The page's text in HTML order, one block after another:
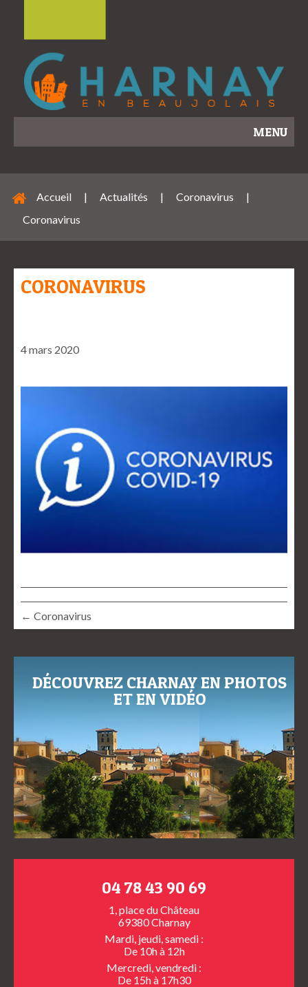
MENU
Accueil | Actualités | Coronavirus
|
Coronavirus
CORONAVIRUS
4 mars 2020
← Coronavirus
DÉCOUVREZ CHARNAY EN PHOTOS
ET EN VIDÉO
04 78 43 90 69
1, place du Château
69380 Charnay
Mardi, jeudi, samedi :
De 10h à 12h
Mercredi, vendredi :
De 15h à 17h30